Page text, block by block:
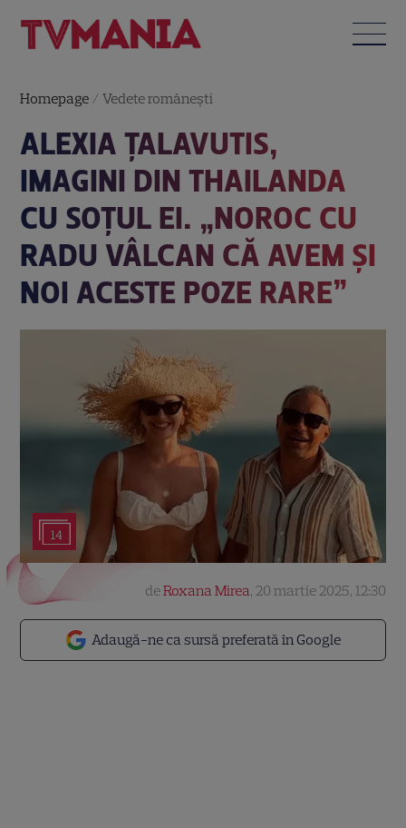
Homepage /Vedete româneşti
ALEXIA ȚALAVUTIS,
IMAGINI DIN THAILANDA
CU SOȚUL EI. „NOROC CU
RADU VÂLCAN CĂ AVEM ȘI
NOI ACESTE POZE RARE”
14
Adaugă-ne ca sursă preferată în Google
deRoxana Mirea, 20 martie 2025, 12:30